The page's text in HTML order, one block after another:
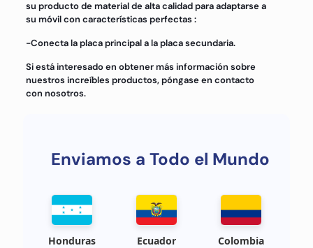
su producto de material de alta calidad para adaptarse a
su móvil con características perfectas :
-Conecta la placa principal a la placa secundaria.
Si está interesado en obtener más información sobre
nuestros increíbles productos, póngase en contacto
con nosotros.
Enviamos a Todo el Mundo
Honduras Ecuador Colombia